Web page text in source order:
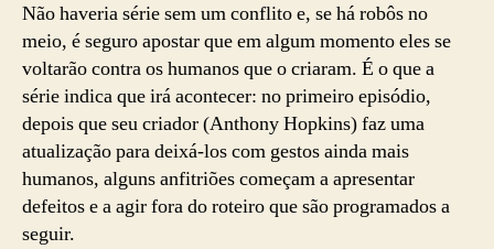
Não haveria série sem um conflito e, se há robôs no
meio, é seguro apostar que em algum momento eles se
voltarão contra os humanos que o criaram. É o que a
série indica que irá acontecer: no primeiro episódio,
depois que seu criador (Anthony Hopkins) faz uma
atualização para deixá-los com gestos ainda mais
humanos, alguns anfitriões começam a apresentar
defeitos e a agir fora do roteiro que são programados a
seguir.